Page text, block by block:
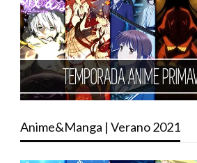
Anime&Manga | Verano 2021